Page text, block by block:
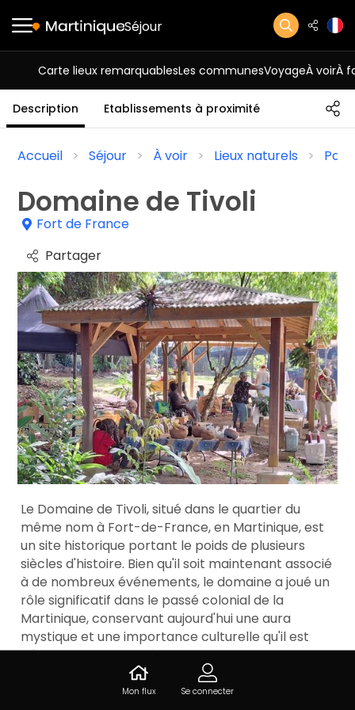
Séjour
Carte lieux remarquablesLes communesVoyageÀ voirÀ
Description Etablissements à proximité
Accueil Séjour À voir Lieux naturels
Domaine de Tivoli
Fort de France
Partager
Le Domaine de Tivoli, situé dans le quartier du
même nom à Fort-de-France, en Martinique, est
un site historique portant le poids de plusieurs
siècles d'histoire. Bien qu'il soit maintenant associé
à de nombreux événements, le domaine a joué un
rôle significatif dans le passé colonial de la
Martinique, conservant aujourd'hui une aura
mystique et une importance culturelle qu'il est
nécessaire de connaître.
Mon flux Se connecter